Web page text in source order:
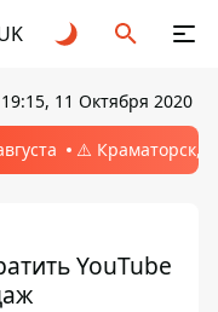
19:15, 11 Октября 2020
⚠️ Краматорск,
YouTube